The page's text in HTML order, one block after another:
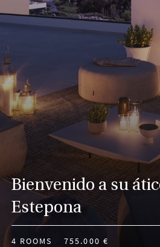
Bienvenido a su
Estepona
4 ROOMS 755.000 €